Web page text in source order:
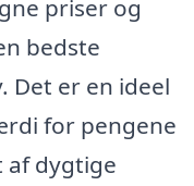
priser og
bedste
Det er en ideel
for pengene
af dygtige